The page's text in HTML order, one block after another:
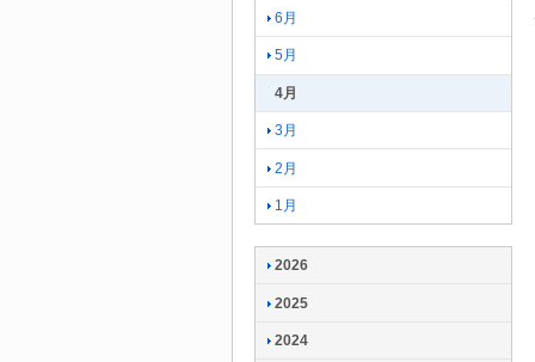
6月
5月
4月
3月
2月
1月
2026
2025
2024